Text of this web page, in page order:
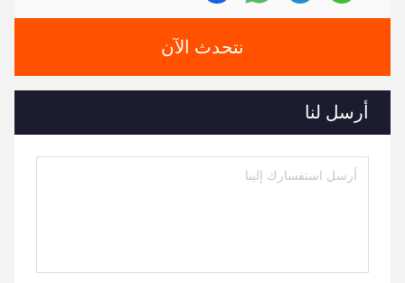
نتحدث الآن
أرسل لنا